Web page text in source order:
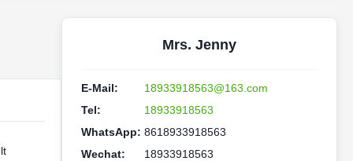
Mrs. Jenny
E-Mail:
18933918563@163.com
Tel:
18933918563
WhatsApp: 8618933918563
Wechat:
18933918563